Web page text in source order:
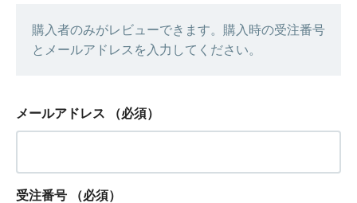
購入者のみがレビューできます。購入時の受注番号
とメールアドレスを入力してください。
メールアドレス （必須）
受注番号 （必須）